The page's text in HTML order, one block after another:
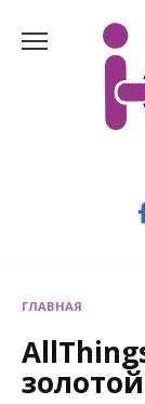
содержанию
ГЛАВНАЯ